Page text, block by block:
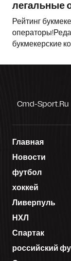
легальные
Рейтинг
букмекерские
Cmd-Sport.ru
Главная
Новости
футбол
хоккей
Ливерпуль
НХЛ
Спартак
российский